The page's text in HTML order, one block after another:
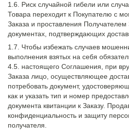
1.6. Риск случайной гибели или
Товара переходит к Покупателю с
Заказа и проставления Получателем
документах, подтверждающих
1.7. Чтобы избежать случаев
выполнения взятых на себя
4.5. настоящего Соглашения, при
Заказа лицо, осуществляющее
потребовать документ,
как и указать тип и номер
документа квитанции к Заказу.
конфиденциальность и защиту
получателя.